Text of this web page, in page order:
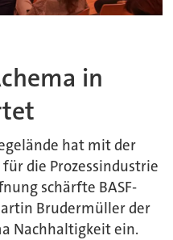
in
hat mit der
die Prozessindustrie
schärfte BASF-
Brudermüller der
Nachhaltigkeit ein.